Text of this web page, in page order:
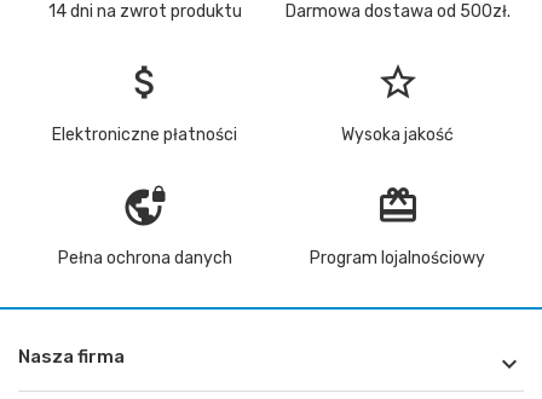
14 dni na zwrot produktu Darmowa dostawa od 500zł.
attach_money
Elektroniczne płatności
star_border
Wysoka jakość
vpn_lock
Pełna ochrona danych
redeem
Program lojalnościowy
Nasza firma 